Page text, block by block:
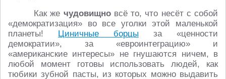
Как же чудовищновсё то, что несёт с собой
«демократизация» во все уголки этой маленькой
планеты! Циничные борцы за «ценности
демократии», за «евроинтеграцию» и
«американские интересы» не гнушаются ничем, в
любой момент готовы использовать людей, как
тюбики зубной пасты, из которых можно выдавить